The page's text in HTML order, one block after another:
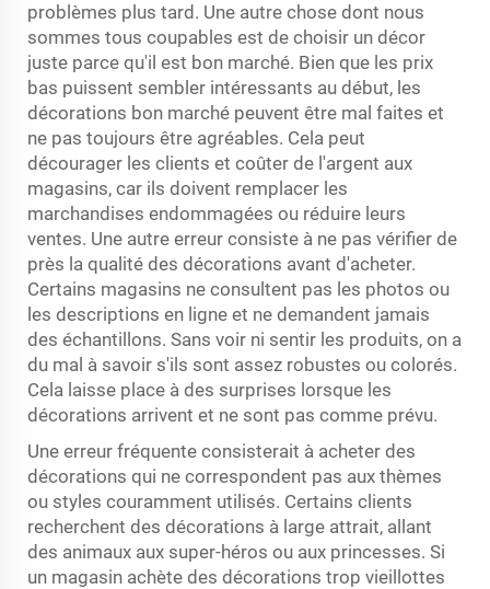
problèmes plus tard. Une autre chose dont nous
sommes tous coupables est de choisir un décor
juste parce qu'il est bon marché. Bien que les prix
bas puissent sembler intéressants au début, les
décorations bon marché peuvent être mal faites et
ne pas toujours être agréables. Cela peut
décourager les clients et coûter de l'argent aux
magasins, car ils doivent remplacer les
marchandises endommagées ou réduire leurs
ventes. Une autre erreur consiste à ne pas vérifier de
près la qualité des décorations avant d'acheter.
Certains magasins ne consultent pas les photos ou
les descriptions en ligne et ne demandent jamais
des échantillons. Sans voir ni sentir les produits, on a
du mal à savoir s'ils sont assez robustes ou colorés.
Cela laisse place à des surprises lorsque les
décorations arrivent et ne sont pas comme prévu.
Une erreur fréquente consisterait à acheter des
décorations qui ne correspondent pas aux thèmes
ou styles couramment utilisés. Certains clients
recherchent des décorations à large attrait, allant
des animaux aux super-héros ou aux princesses. Si
un magasin achète des décorations trop vieillottes